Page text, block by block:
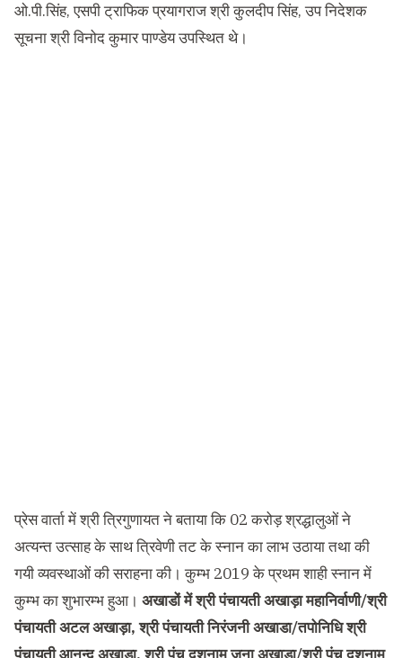
ओ.पी.सिंह, एसपी ट्राफिक प्रयागराज श्री कुलदीप सिंह, उप निदेशक
सूचना श्री विनोद कुमार पाण्डेय उपस्थित थे।
प्रेस वार्ता में श्री त्रिगुणायत ने बताया कि 02 करोड़ श्रद्धालुओं ने
अत्यन्त उत्साह के साथ त्रिवेणी तट के स्नान का लाभ उठाया तथा की
गयी व्यवस्थाओं की सराहना की। कुम्भ 2019 के प्रथम शाही स्नान में
कुम्भ का शुभारम्भ हुआ। अखाडों में श्री पंचायती अखाड़ा महानिर्वाणी/श्री
पंचायती अटल अखाड़ा, श्री पंचायती निरंजनी अखाडा/तपोनिधि श्री